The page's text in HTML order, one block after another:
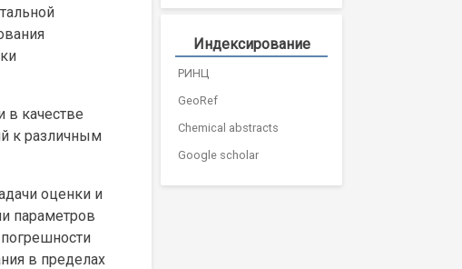
в качестве
к различным
оценки и
параметров
в пределах
Индексирование
РИНЦ
GeoRef
Chemical abstracts
Google scholar